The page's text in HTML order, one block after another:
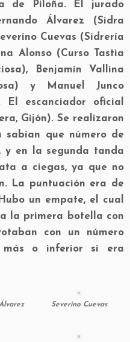
de Piloña. El jurado
Álvarez (Sidra
Cuevas (Sidrería
Alonso (Curso Tastia
Benjamín Vallina
y Manuel Junco
El escanciador oficial
Gijón). Se realizaron
sabían que número de
y en la segunda tanda
a ciegas, ya que no
La puntuación era de
un empate, el cual
la primera botella con
con un número
más o inferior si era
Severino Cuevas